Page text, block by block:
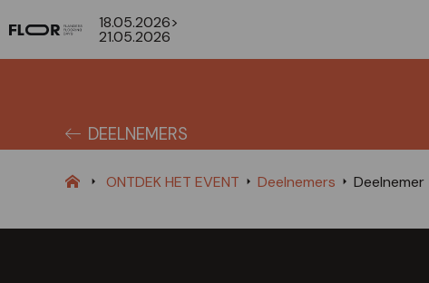
18.05.2026>
21.05.2026
DEELNEMERS
ONTDEK HET EVENT Deelnemers Deelnemer